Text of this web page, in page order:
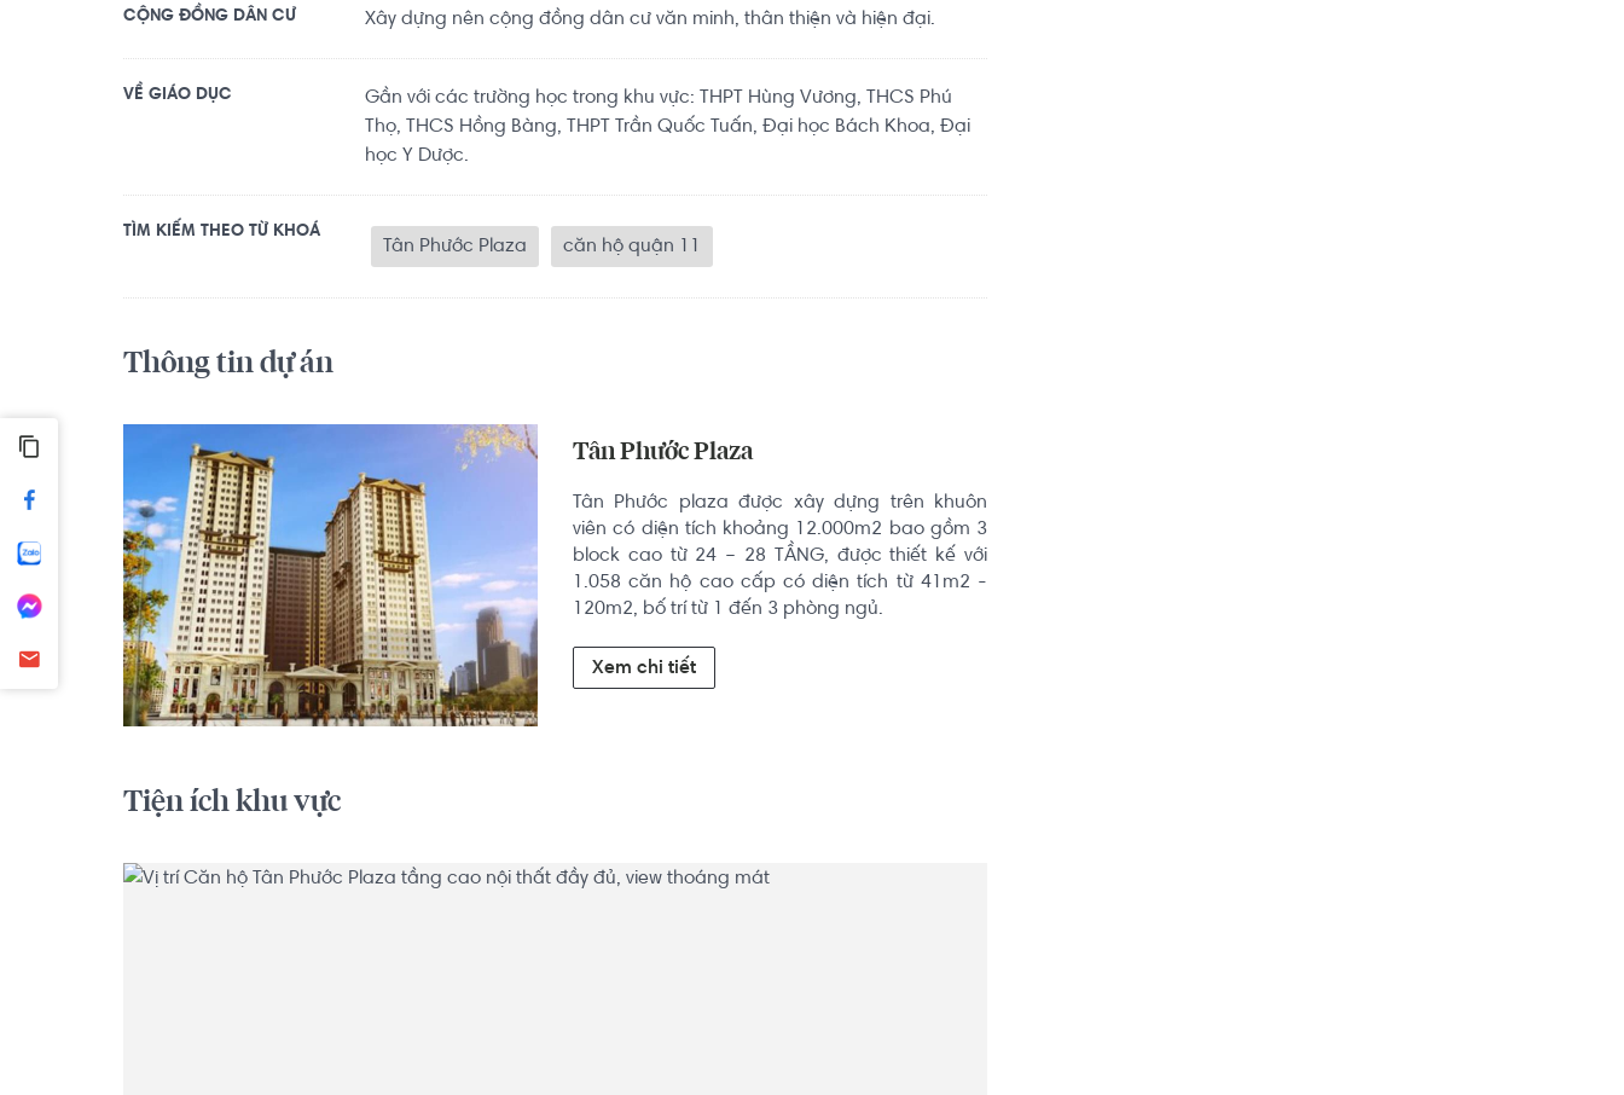
CỘNG ĐỒNG DÂN CƯ Xây dựng nên cộng đồng dân cư văn minh, thân thiện và hiện đại.
VỀ GIÁO DỤC
Gần với các trường học trong khu vực: THPT Hùng Vương, THCS Phú
Thọ, THCS Hồng Bàng, THPT Trần Quốc Tuấn, Đại học Bách Khoa, Đại
học Y Dược.
TÌM KIẾM THEO TỪ KHOÁ
Tân Phước Plaza căn hộ quận 11
Thông tin dự án
Tân Phước Plaza
Tân Phước plaza được xây dựng trên khuôn
viên có diện tích khoảng 12.000m2 bao gồm 3
block cao từ 24 – 28 TẦNG, được thiết kế với
1.058 căn hộ cao cấp có diện tích từ 41m2 -
120m2, bố trí từ 1 đến 3 phòng ngủ.
Xem chi tiết
Tiện ích khu vực